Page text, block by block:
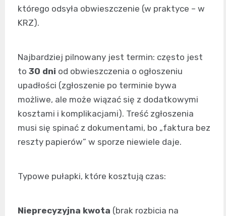
którego odsyła obwieszczenie (w praktyce – w
KRZ).
Najbardziej pilnowany jest termin: często jest
to 30 dni od obwieszczenia o ogłoszeniu
upadłości (zgłoszenie po terminie bywa
możliwe, ale może wiązać się z dodatkowymi
kosztami i komplikacjami). Treść zgłoszenia
musi się spinać z dokumentami, bo „faktura bez
reszty papierów” w sporze niewiele daje.
Typowe pułapki, które kosztują czas:
Nieprecyzyjna kwota (brak rozbicia na